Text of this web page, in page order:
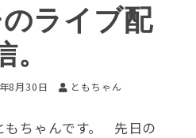
ライブ配
。
8月30日 ともちゃん
もちゃんです。 先日の